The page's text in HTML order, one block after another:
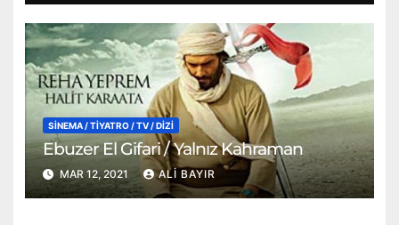
SİNEMA / TİYATRO / TV / DİZİ
Ebuzer El Gifari / Yalnız Kahraman
MAR 12, 2021 ALI BAYIR